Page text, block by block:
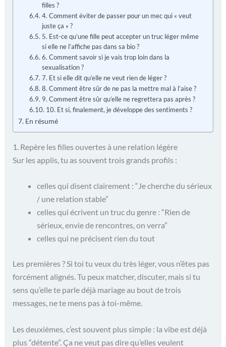
filles ?
4. Comment éviter de passer pour un mec qui « veut
juste ça » ?
5. Est-ce qu’une fille peut accepter un truc léger même
si elle ne l’affiche pas dans sa bio ?
6. Comment savoir si je vais trop loin dans la
sexualisation ?
7. Et si elle dit qu’elle ne veut rien de léger ?
8. Comment être sûr de ne pas la mettre mal à l’aise ?
9. Comment être sûr qu’elle ne regrettera pas après ?
10. Et si, finalement, je développe des sentiments ?
En résumé
1. Repère les filles ouvertes à une relation légère
Sur les applis, tu as souvent trois grands profils :
celles qui disent clairement : “Je cherche du sérieux
/ une relation stable”
celles qui écrivent un truc du genre : “Rien de
sérieux, envie de rencontres, on verra”
celles qui ne précisent rien du tout
Les premières ? Si toi tu veux du très léger, vous n’êtes pas
forcément alignés. Tu peux matcher, discuter, mais si tu
sens qu’elle te parle déjà mariage au bout de trois
messages, ne te mens pas à toi-même.
Les deuxièmes, c’est souvent plus simple : la vibe est déjà
plus “détente”. Ça ne veut pas dire qu’elles veulent